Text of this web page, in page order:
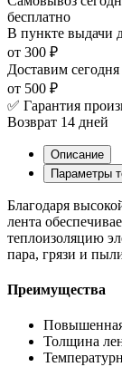
бесплатно
В пункте выдачи
от 300 ₽
Доставим сегодня
от 500 ₽
✅ Гарантия
Возврат 14 дней
Описание
Параметры
Благодаря
лента
теплоизоляцию
пара, грязи и
Преимущества
Толщина